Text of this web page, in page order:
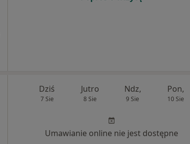
Dziś
7 Sie
Jutro
8 Sie
Ndz,
9 Sie
Pon,
10 Sie
Umawianie online nie jest dostępne